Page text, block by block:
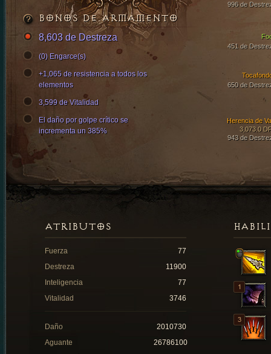
996 de
650 de
Herencia de
3,073.0
943 de
451 de
BONOS DE ARMAMENTO
8,603 de Destreza
(0) Engarce(s)
+1,065 de resistencia a todos los
elementos
3,599 de Vitalidad
El daño por golpe crítico se
incrementa un 385%
ATRIBUTOS
Fuerza
77
Destreza
11900
Inteligencia
77
Vitalidad
3746
Daño
2010730
Aguante
26786100